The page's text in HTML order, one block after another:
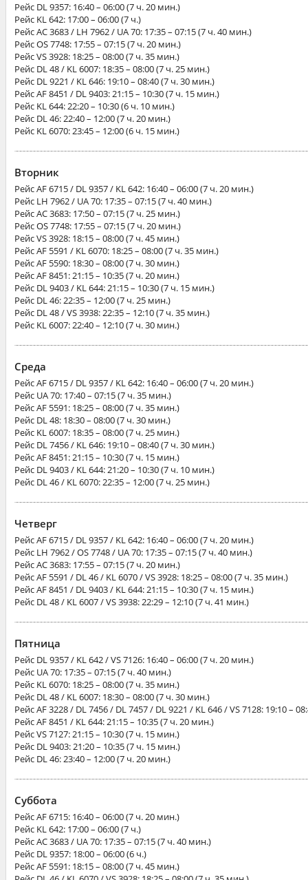
Рейс DL 9357: 16:40 – 06:00 (7 ч. 20 мин.)
Рейс KL 642: 17:00 – 06:00 (7 ч.)
РейсAC 3683 / LH 7962 / UA 70: 17:35 – 07:15 (7 ч. 40 мин.)
РейсOS 7748: 17:55 – 07:15 (7 ч. 20 мин.)
РейсVS 3928: 18:25 – 08:00 (7 ч. 35 мин.)
Рейс DL 48 / KL 6007: 18:35 – 08:00 (7 ч. 25 мин.)
Рейс DL 9221 / KL 646: 19:10 – 08:40 (7 ч. 30 мин.)
РейсAF 8451 / DL 9403: 21:15 – 10:30 (7 ч. 15 мин.)
Рейс KL 644: 22:20 – 10:30 (6 ч. 10 мин.)
Рейс DL 46: 22:40 – 12:00 (7 ч. 20 мин.)
Рейс KL 6070: 23:45 – 12:00 (6 ч. 15 мин.)
Вторник
РейсAF 6715 / DL 9357 / KL 642: 16:40 – 06:00 (7 ч. 20 мин.)
Рейс LH 7962 / UA 70: 17:35 – 07:15 (7 ч. 40 мин.)
РейсAC 3683: 17:50 – 07:15 (7 ч. 25 мин.)
РейсOS 7748: 17:55 – 07:15 (7 ч. 20 мин.)
РейсVS 3928: 18:15 – 08:00 (7 ч. 45 мин.)
РейсAF 5591 / KL 6070: 18:25 – 08:00 (7 ч. 35 мин.)
РейсAF 5590: 18:30 – 08:00 (7 ч. 30 мин.)
РейсAF 8451: 21:15 – 10:35 (7 ч. 20 мин.)
Рейс DL 9403 / KL 644: 21:15 – 10:30 (7 ч. 15 мин.)
Рейс DL 46: 22:35 – 12:00 (7 ч. 25 мин.)
Рейс DL 48 / VS 3938: 22:35 – 12:10 (7 ч. 35 мин.)
Рейс KL 6007: 22:40 – 12:10 (7 ч. 30 мин.)
Среда
РейсAF 6715 / DL 9357 / KL 642: 16:40 – 06:00 (7 ч. 20 мин.)
Рейс UA 70: 17:40 – 07:15 (7 ч. 35 мин.)
РейсAF 5591: 18:25 – 08:00 (7 ч. 35 мин.)
Рейс DL 48: 18:30 – 08:00 (7 ч. 30 мин.)
Рейс KL 6007: 18:35 – 08:00 (7 ч. 25 мин.)
Рейс DL 7456 / KL 646: 19:10 – 08:40 (7 ч. 30 мин.)
РейсAF 8451: 21:15 – 10:30 (7 ч. 15 мин.)
Рейс DL 9403 / KL 644: 21:20 – 10:30 (7 ч. 10 мин.)
Рейс DL 46 / KL 6070: 22:35 – 12:00 (7 ч. 25 мин.)
Четверг
РейсAF 6715 / DL 9357 / KL 642: 16:40 – 06:00 (7 ч. 20 мин.)
Рейс LH 7962 / OS 7748 / UA 70: 17:35 – 07:15 (7 ч. 40 мин.)
РейсAC 3683: 17:55 – 07:15 (7 ч. 20 мин.)
РейсAF 5591 / DL 46 / KL 6070 / VS 3928: 18:25 – 08:00 (7 ч. 35 мин.)
РейсAF 8451 / DL 9403 / KL 644: 21:15 – 10:30 (7 ч. 15 мин.)
Рейс DL 48 / KL 6007 / VS 3938: 22:29 – 12:10 (7 ч. 41 мин.)
Пятница
Рейс DL 9357 / KL 642 / VS 7126: 16:40 – 06:00 (7 ч. 20 мин.)
Рейс UA 70: 17:35 – 07:15 (7 ч. 40 мин.)
Рейс KL 6070: 18:25 – 08:00 (7 ч. 35 мин.)
Рейс DL 48 / KL 6007: 18:30 – 08:00 (7 ч. 30 мин.)
РейсAF 3228 / DL 7456 / DL 7457 / DL 9221 / KL 646 / VS 7128: 19:10 –
РейсAF 8451 / KL 644: 21:15 – 10:35 (7 ч. 20 мин.)
РейсVS 7127: 21:15 – 10:30 (7 ч. 15 мин.)
Рейс DL 9403: 21:20 – 10:35 (7 ч. 15 мин.)
Рейс DL 46: 23:40 – 12:00 (7 ч. 20 мин.)
Суббота
РейсAF 6715: 16:40 – 06:00 (7 ч. 20 мин.)
Рейс KL 642: 17:00 – 06:00 (7 ч.)
РейсAC 3683 / UA 70: 17:35 – 07:15 (7 ч. 40 мин.)
Рейс DL 9357: 18:00 – 06:00 (6 ч.)
РейсAF 5591: 18:15 – 08:00 (7 ч. 45 мин.)